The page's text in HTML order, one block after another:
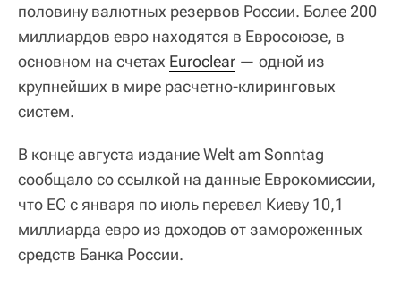
половину валютных резервов России. Более 200
миллиардов евро находятся в Евросоюзе, в
основном на счетах Euroclear — одной из
крупнейших в мире расчетно-клиринговых
систем.
В конце августа издание Welt am Sonntag
сообщало со ссылкой на данные Еврокомиссии,
что ЕС с января по июль перевел Киеву 10,1
миллиарда евро из доходов от замороженных
средств Банка России.